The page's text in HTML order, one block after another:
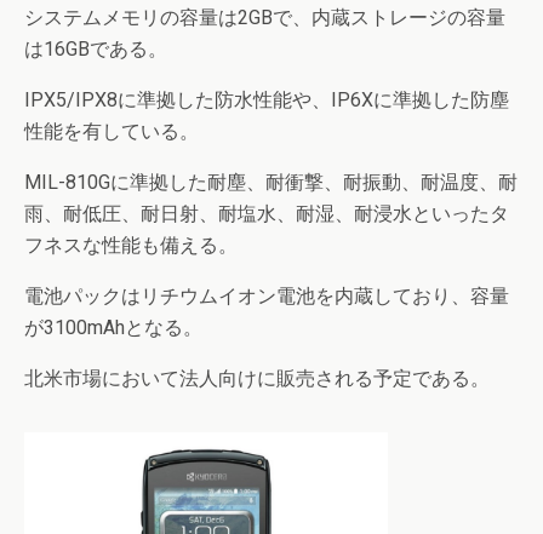
システムメモリの容量は2GBで、内蔵ストレージの容量
は16GBである。
IPX5/IPX8に準拠した防水性能や、IP6Xに準拠した防塵
性能を有している。
MIL-810Gに準拠した耐塵、耐衝撃、耐振動、耐温度、耐
雨、耐低圧、耐日射、耐塩水、耐湿、耐浸水といったタ
フネスな性能も備える。
電池パックはリチウムイオン電池を内蔵しており、容量
が3100mAhとなる。
北米市場において法人向けに販売される予定である。